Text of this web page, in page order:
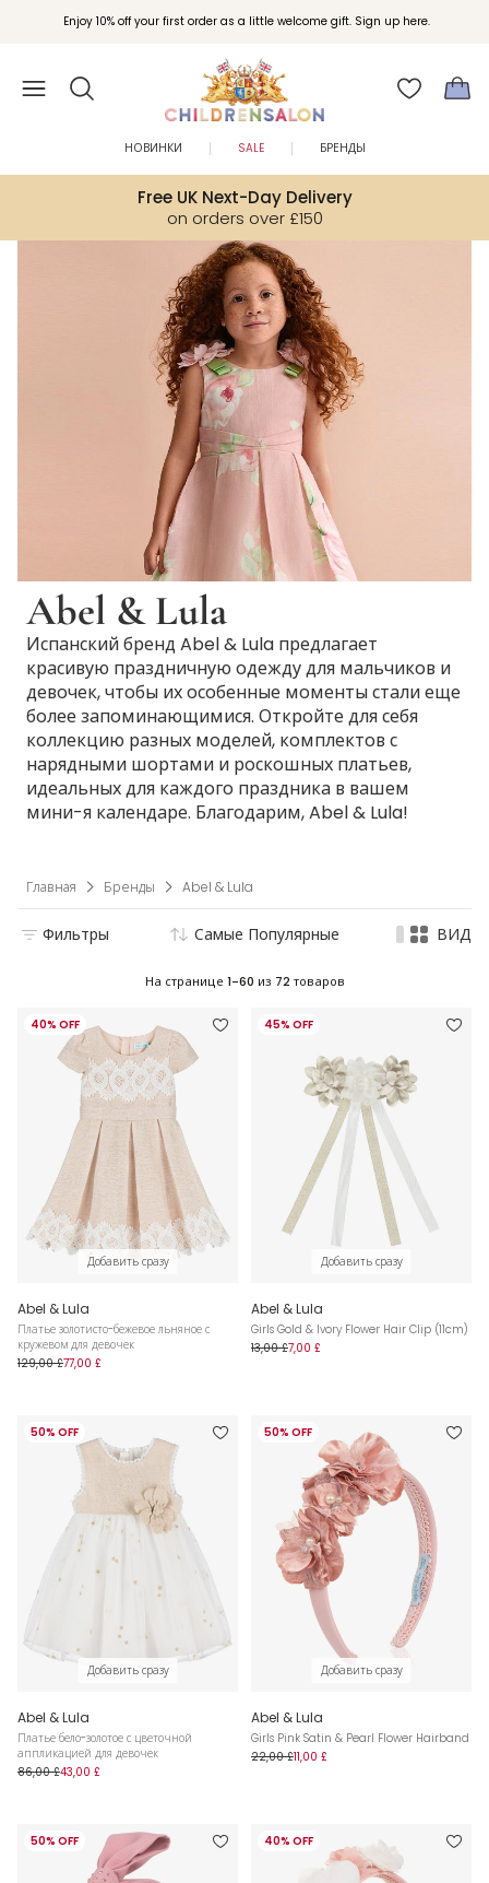
Enjoy 10% off your first order as a little welcome gift. Sign up here.
Вступайте в клуб Бонусы Childrensalon для эксклюзивных привилегий при
покупках.
Free UK Next-Day Delivery
on orders over £150
НОВИНКИ SALE БРЕНДЫ
Abel & Lula
Испанский бренд Abel & Lula предлагает
красивую праздничную одежду для мальчиков и
девочек, чтобы их особенные моменты стали еще
более запоминающимися. Откройте для себя
коллекцию разных моделей, комплектов с
нарядными шортами и роскошных платьев,
идеальных для каждого праздника в вашем
мини-я календаре. Благодарим, Abel & Lula!
Главная Бренды Abel & Lula
Фильтры Самые Популярные ВИД
На странице 1-60 из 72 товаров
40% OFF
Добавить сразу
Abel & Lula
Платье золотисто-бежевое льняное с
кружевом для девочек
129,00 £77,00 £
45% OFF
Добавить сразу
Abel & Lula
Girls Gold & Ivory Flower Hair Clip (11cm)
13,00 £7,00 £
50% OFF
Добавить сразу
Abel & Lula
Платье бело-золотое с цветочной
аппликацией для девочек
86,00 £43,00 £
50% OFF
Добавить сразу
Abel & Lula
Girls Pink Satin & Pearl Flower Hairband
22,00 £11,00 £
50% OFF 40% OFF